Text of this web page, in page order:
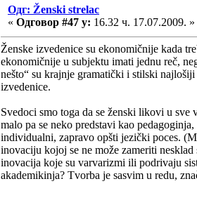
Одг: Ženski strelac
« Одговор #47 у: 16.32 ч. 17.07.2009. »
Ženske izvedenice su ekonomičnije kada
ekonomičnije u subjektu imati jednu reč,
nešto“ su krajnje gramatički i stilski
izvedenice.
Svedoci smo toga da se ženski likovi u
malo pa se neko predstavi kao
individualni, zapravo opšti jezički poces.
inovaciju kojoj se ne može zameriti
inovacija koje su varvarizmi ili podrivaju
akademikinja? Tvorba je sasvim u redu,